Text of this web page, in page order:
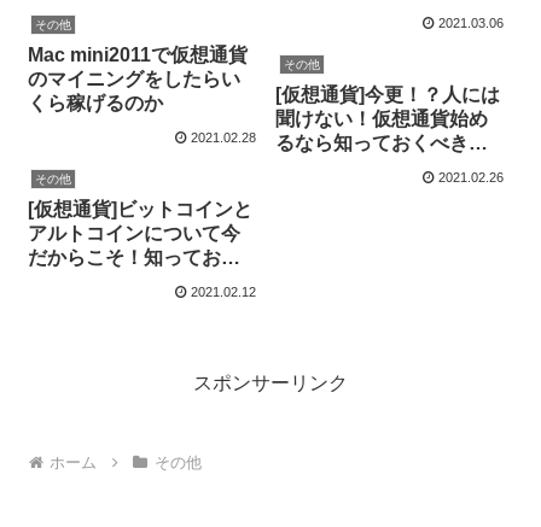
組みやメリットを解
2021.03.06
その他
Mac mini2011で仮想通貨
のマイニングをしたらい
くら稼げるのか
2021.02.28
その他
[仮想通貨]今更！？人には
聞けない！仮想通貨始め
るなら知っておくべき超
2021.02.26
その他
[仮想通貨]ビットコインと
アルトコインについて今
だからこそ！知っておく
べき基本情報！！
2021.02.12
スポンサーリンク
ホーム その他